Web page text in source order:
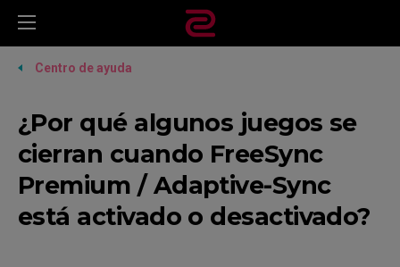
Centro de ayuda
¿Por qué algunos juegos se
cierran cuando FreeSync
Premium / Adaptive-Sync
está activado o desactivado?